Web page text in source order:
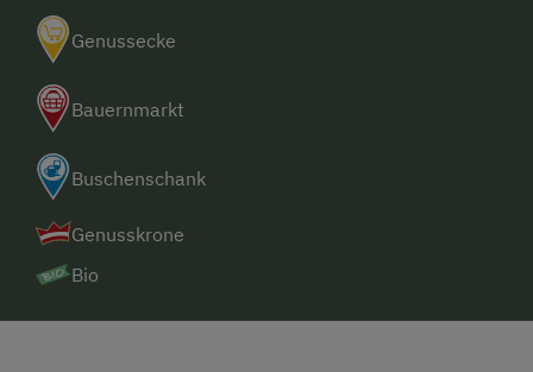
Genussecke
Bauernmarkt
Buschenschank
Genusskrone
Bio